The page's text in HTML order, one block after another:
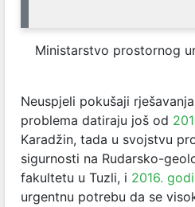
Ministarstvo prostornog
Neuspjeli pokušaji
problema datiraju još od
Karadžin, tada u svojstvu
sigurnosti na Rudarsko-
fakultetu u Tuzli, i 2016.
urgentnu potrebu da se